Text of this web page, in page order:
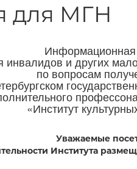
для МГН
Информационная
инвалидов и других
по вопросам
«Институт
Уважаемые
Института